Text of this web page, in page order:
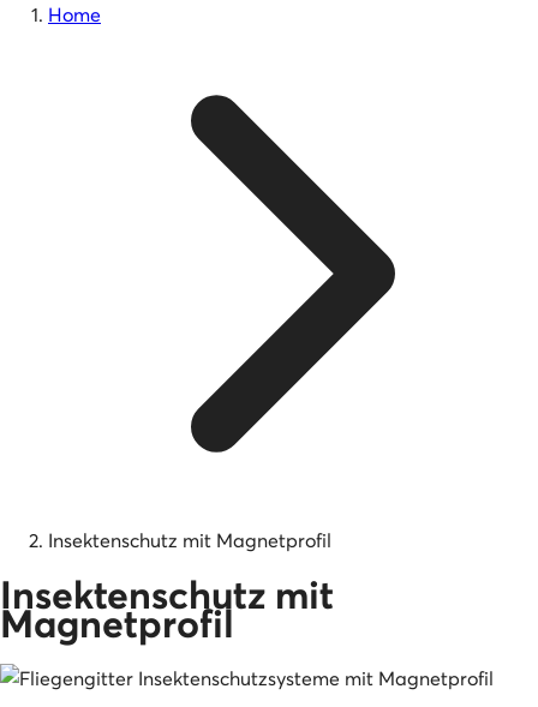
Home
Insektenschutz mit Magnetprofil
Insektenschutz mit
Magnetprofil